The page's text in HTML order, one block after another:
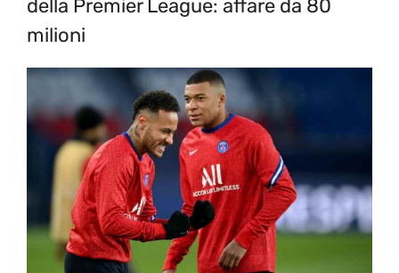
della Premier League: affare da 80
milioni